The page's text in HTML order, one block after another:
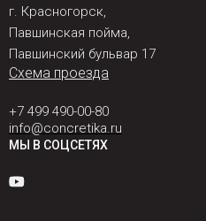
г. Красногорск,
Павшинская пойма,
Павшинский бульвар 17
Схема проезда
+7 499 490-00-80
info@concretika.ru
МЫ В СОЦСЕТЯХ